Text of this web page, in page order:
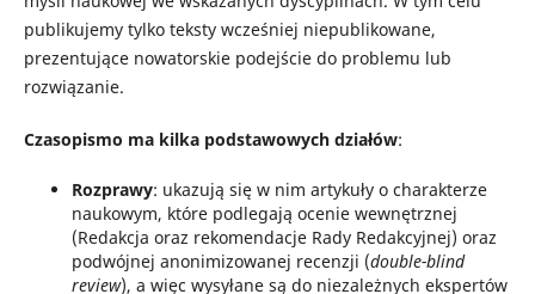
publikujemy tylko teksty wcześniej niepublikowane,
prezentujące nowatorskie podejście do problemu lub
rozwiązanie.
Czasopismo ma kilka podstawowych działów:
Rozprawy: ukazują się w nim artykuły o charakterze
naukowym, które podlegają ocenie wewnętrznej
(Redakcja oraz rekomendacje Rady Redakcyjnej) oraz
podwójnej anonimizowanej recenzji (double-blind
review), a więc wysyłane są do niezależnych ekspertów